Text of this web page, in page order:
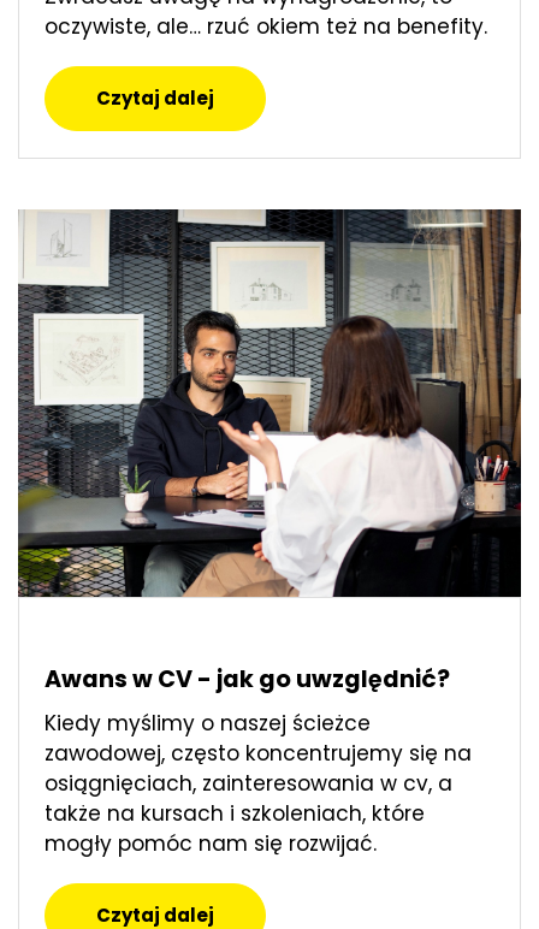
oczywiste, ale… rzuć okiem też na benefity.
Czytaj dalej
Awans w CV - jak go uwzględnić?
Kiedy myślimy o naszej ścieżce
zawodowej, często koncentrujemy się na
osiągnięciach, zainteresowania w cv, a
także na kursach i szkoleniach, które
mogły pomóc nam się rozwijać.
Czytaj dalej